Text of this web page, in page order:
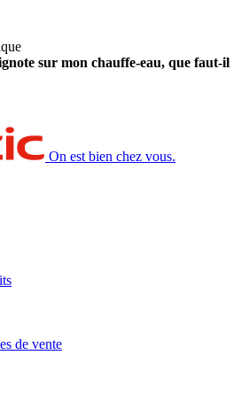
sur mon chauffe-eau, que faut-il
On est bien chez vous.
de vente